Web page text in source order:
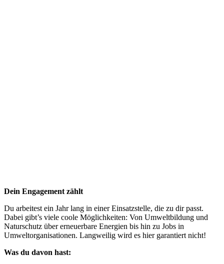
Dein Engagement zählt
Du arbeitest ein Jahr lang in einer Einsatzstelle, die zu dir passt.
Dabei gibt’s viele coole Möglichkeiten: Von Umweltbildung und
Naturschutz über erneuerbare Energien bis hin zu Jobs in
Umweltorganisationen. Langweilig wird es hier garantiert nicht!
Was du davon hast: